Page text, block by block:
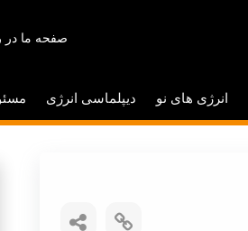
صفحه ما در
انرژی های نو دیپلماسی انرژی